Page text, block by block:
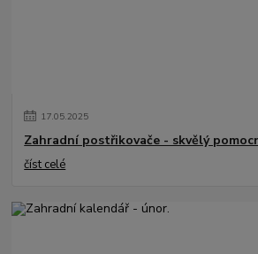
17.05.2025
Zahradní postřikovače - skvělý
číst celé